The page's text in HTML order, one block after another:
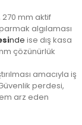
270 mm aktif
algılaması
nde ise dış kasa
çözünürlük
amacıyla iş
perdesi,
arz eden